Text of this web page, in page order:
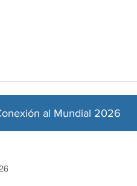
al Mundial 2026